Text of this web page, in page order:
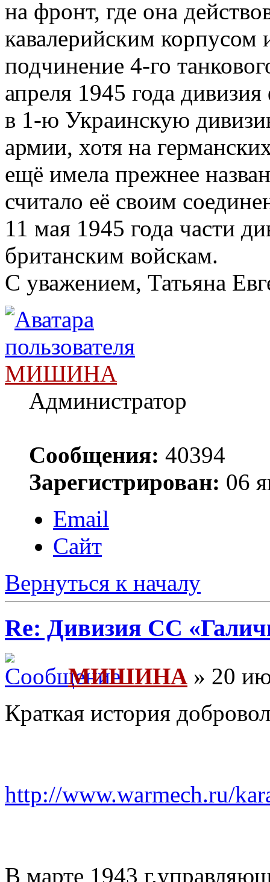
на фронт, где она
кавалерийским корпусом
подчинение 4-го
апреля 1945 года
в 1-ю Украинскую
армии, хотя на
ещё имела прежнее
считало её своим
11 мая 1945 года части
британским войскам.
С уважением, Татьяна
МИШИНА
Администратор
Сообщения: 40394
Зарегистрирован: 06
Email
Сайт
Вернуться к началу
Re: Дивизия СС
МИШИНА » 20
Краткая история
http://www.warmech.ru/
В марте 1943